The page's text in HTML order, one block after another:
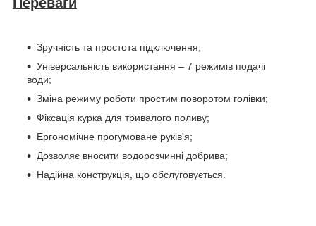
Переваги
Зручність та простота підключення;
Універсальність використання – 7 режимів подачі
води;
Зміна режиму роботи простим поворотом голівки;
Фіксація курка для тривалого поливу;
Ергономічне прогумоване руків'я;
Дозволяє вносити водорозчинні добрива;
Надійна конструкція, що обслуговується.